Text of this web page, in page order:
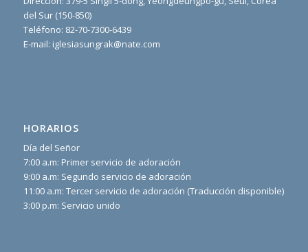
del Sur (150-850)
Teléfono: 82-70-7300-6439
E-mail: iglesiasungrak@nate.com
HORARIOS
Día del Señor
7:00 a.m: Primer servicio de adoración
9:00 a.m: Segundo servicio de adoración
11:00 a.m: Tercer servicio de adoración (Traducción disponible)
3:00 p.m: Servicio unido